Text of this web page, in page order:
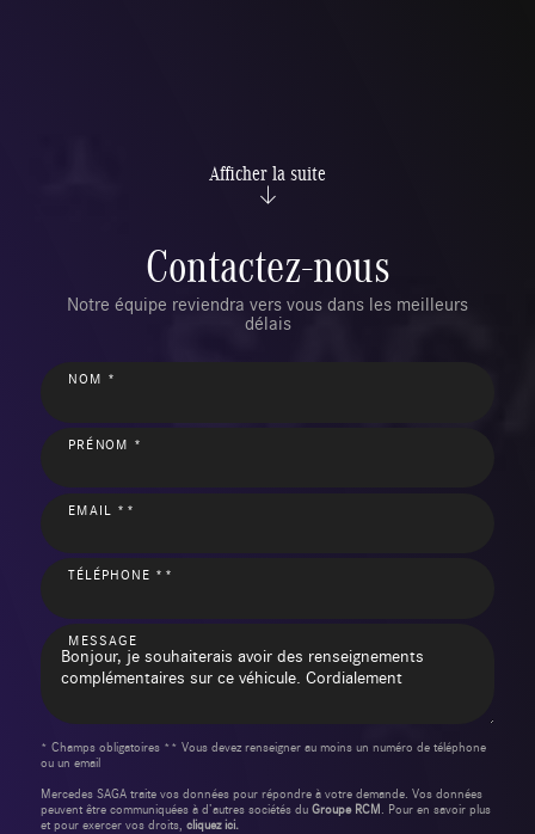
Afficher la suite
Contactez-nous
Notre équipe reviendra vers vous dans les meilleurs
délais
NOM *
PRÉNOM *
EMAIL **
TÉLÉPHONE **
MESSAGE
* Champs obligatoires ** Vous devez renseigner au moins un numéro de téléphone
ou un email
Mercedes SAGA traite vos données pour répondre à votre demande. Vos données
peuvent être communiquées à d’autres sociétés du Groupe RCM . Pour en savoir plus
et pour exercer vos droits, cliquez ici.